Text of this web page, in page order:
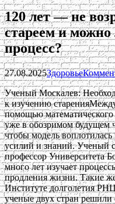
120 лет — не
стареем и можно
процесс?
27.08.2025Здоровье
Ученый Москалев:
к изучению
помощью математического
уже в обозримом будущем
чтобы модель
усилий и знаний. Ученый
профессор Университета
много лет изучает
продления жизни. Такие
Институте долголетия
ученые двух стран решили